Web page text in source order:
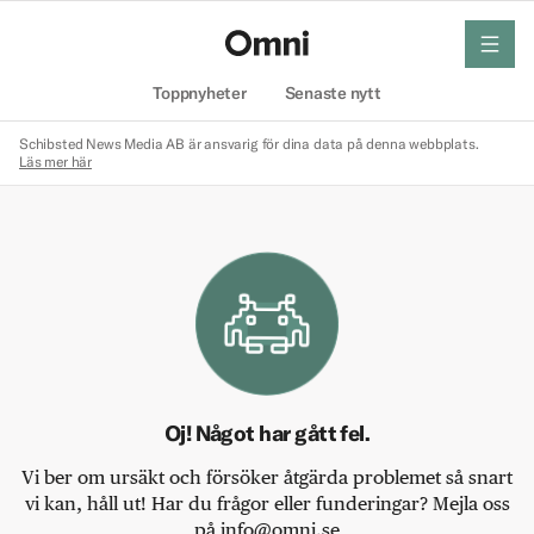
Toppnyheter Senaste nytt
meny
Schibsted News Media AB är ansvarig för dina data på denna webbplats.
Läs mer här
Oj! Något har gått fel.
Vi ber om ursäkt och försöker åtgärda problemet så snart
vi kan, håll ut! Har du frågor eller funderingar? Mejla oss